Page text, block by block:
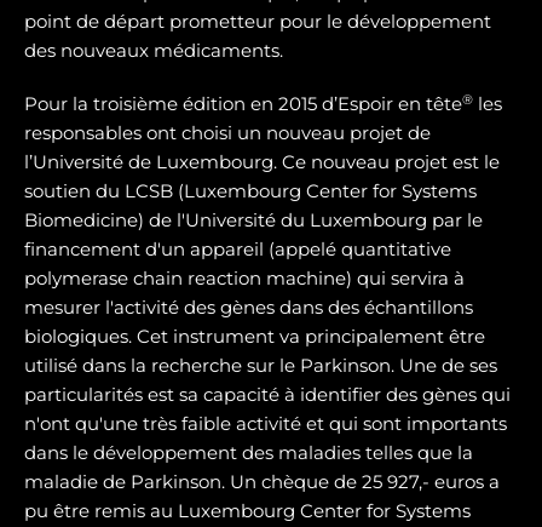
point de départ prometteur pour le développement
des nouveaux médicaments.
Pour la troisième édition en 2015 d’Espoir en tête® les
responsables ont choisi un nouveau projet de
l’Université de Luxembourg. Ce nouveau projet est le
soutien du LCSB (Luxembourg Center for Systems
Biomedicine) de l'Université du Luxembourg par le
financement d'un appareil (appelé quantitative
polymerase chain reaction machine) qui servira à
mesurer l'activité des gènes dans des échantillons
biologiques. Cet instrument va principalement être
utilisé dans la recherche sur le Parkinson. Une de ses
particularités est sa capacité à identifier des gènes qui
n'ont qu'une très faible activité et qui sont importants
dans le développement des maladies telles que la
maladie de Parkinson. Un chèque de 25 927,- euros a
pu être remis au Luxembourg Center for Systems